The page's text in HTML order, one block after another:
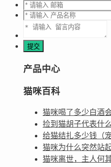
产品中心
猫咪百科
猫咪喝了多少白酒
捡到猫胡子代表什么
给猫结扎多少钱（
猫咪为什么突然站
猫咪离世，主人何